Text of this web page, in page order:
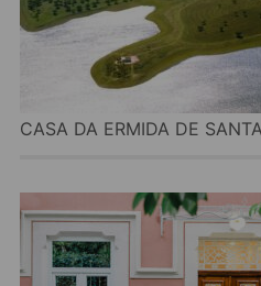
CASA DA ERMIDA DE